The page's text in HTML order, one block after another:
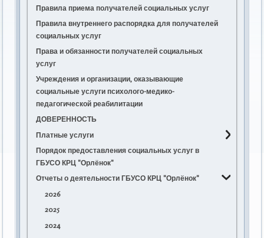
Правила приема получателей социальных услуг
Правила внутреннего распорядка для получателей
социальных услуг
Права и обязанности получателей социальных
услуг
Учреждения и организации, оказывающие
социальные услуги психолого-медико-
педагогической реабилитации
ДОВЕРЕННОСТЬ
Платные услуги
Положение о порядке и условиях
предоставления платных социальных услуг
Прейскурант цен на платные услуги
Договор о предоставлении социальных услуг
Порядок предоставления социальных услуг в
ГБУСО КРЦ "Орлёнок"
Отчеты о деятельности ГБУСО КРЦ "Орлёнок"
2026
2025
2024